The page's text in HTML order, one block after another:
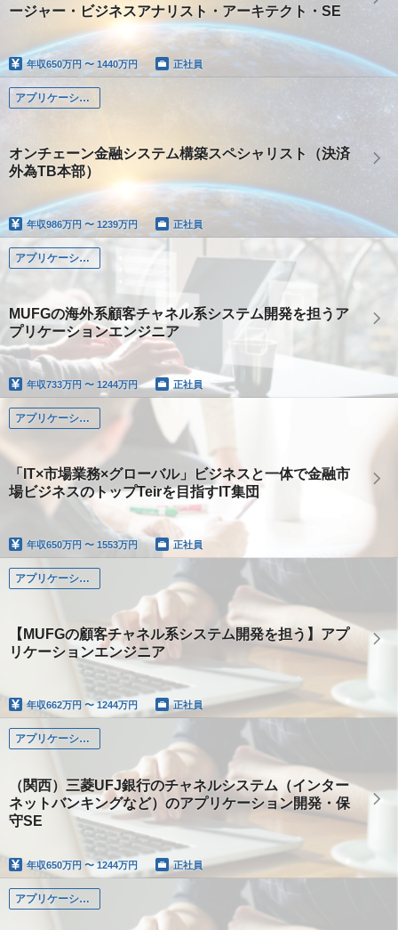
ージャー・ビジネスアナリスト・アーキテクト・SE
年収650万円 〜 1440万円 正社員
アプリケーション系
オンチェーン金融システム構築スペシャリスト（決済
外為TB本部）
年収986万円 〜 1239万円 正社員
アプリケーション系
MUFGの海外系顧客チャネル系システム開発を担うア
プリケーションエンジニア
年収733万円 〜 1244万円 正社員
アプリケーション系
「IT×市場業務×グローバル」ビジネスと一体で金融市
場ビジネスのトップTeirを目指すIT集団
年収650万円 〜 1553万円 正社員
アプリケーション系
【MUFGの顧客チャネル系システム開発を担う】アプ
リケーションエンジニア
年収662万円 〜 1244万円 正社員
アプリケーション系
（関西）三菱UFJ銀行のチャネルシステム（インター
ネットバンキングなど）のアプリケーション開発・保
守SE
年収650万円 〜 1244万円 正社員
アプリケーション系